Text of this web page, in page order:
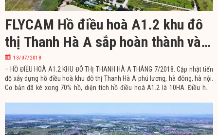
FLYCAM Hồ điều hoà A1.2 khu đô
thị Thanh Hà A sắp hoàn thành vào
quý IV/2018
13/07/2018
– HỒ ĐIỀU HOÀ A1.2 KHU ĐÔ THỊ THANH HÀ A THÁNG 7/2018. Cập nhật tiến
độ xây dựng hồ điều hoà khu đô thị Thanh Hà A phú lương, hà đông, hà nội.
Cơ bản đã kè xong 70% hồ, diện tích hồ điều hoà A1.2 là 10HA. Điều hoà